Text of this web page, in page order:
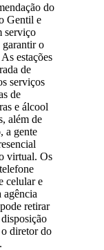
do
Gentil e
serviço
garantir o
estações
de
serviços
de
e álcool
além de
a gente
virtual. Os
celular e
agência
retirar
o diretor do